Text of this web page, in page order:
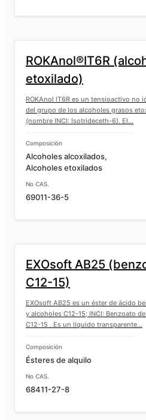
ROKAnol®IT6R
etoxilado)
ROKAnol IT6R es un tensioactivo no
del grupo de los alcoholes grasos
(nombre INCI: Isotrideceth-6). El...
Composición
Alcoholes alcoxilados,
Alcoholes etoxilados
No CAS.
69011-36-5
EXOsoft AB25
C12-15)
EXOsoft AB25 es un éster de ácido
y alcoholes C12-15; INCI: Benzoato
C12-15 . Es un líquido transparente...
Composición
Ésteres de alquilo
No CAS.
68411-27-8